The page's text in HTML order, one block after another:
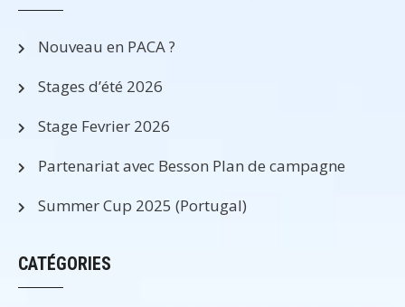
Nouveau en PACA ?
Stages d’été 2026
Stage Fevrier 2026
Partenariat avec Besson Plan de campagne
Summer Cup 2025 (Portugal)
CATÉGORIES